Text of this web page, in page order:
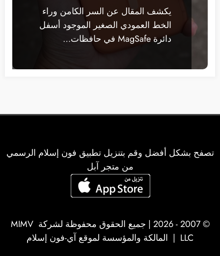
يكشف المقال عن السر الكامن وراء
الخط العمودي الصغير الموجود أسفل
دائرة MagSafe في حافظات…
تصفح بشكل أفضل وقم بتنزيل تطبيق فون إسلام الرسمي
من متجر آبل
© 2007 - 2026 | جميع الحقوق محفوظة لشركة
MIMV
LLC | المالكة والمؤسسة لموقع آي-فون إسلام